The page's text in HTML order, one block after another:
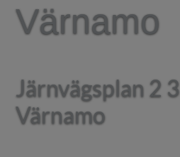
Värnamo
Järnvägsplan 2
Värnamo
Värnamo
Järnvägsplan 2
Värnamo